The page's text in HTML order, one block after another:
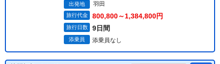
出発地 羽田
旅行代金 800,800～1,384,800円
旅行日数 9日間
添乗員 添乗員なし